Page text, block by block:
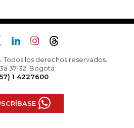
Todos los derechos reservados.
37-32, Bogotá
1 4227600